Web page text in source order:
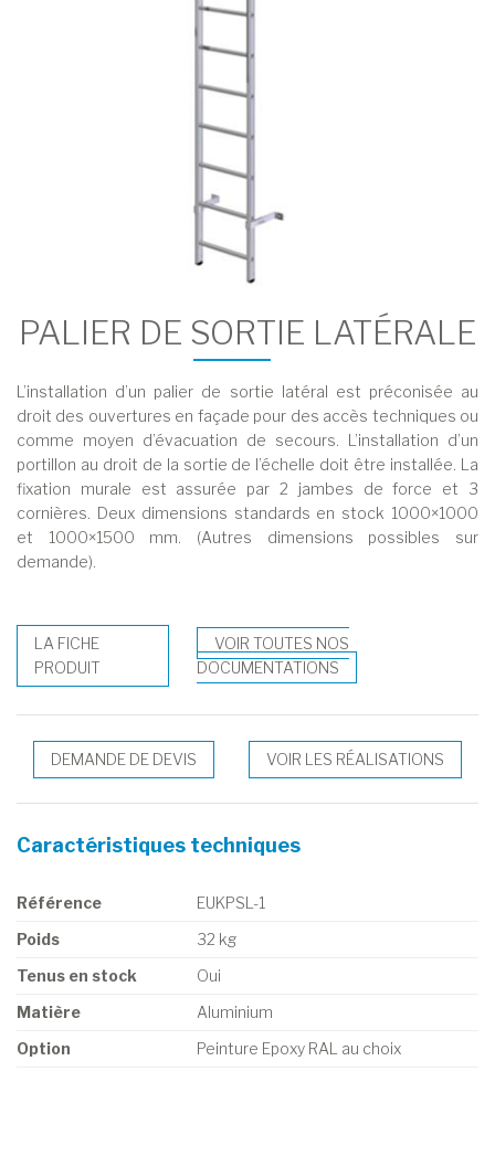
PALIER DE SORTIE LATÉRALE
L’installation d’un palier de sortie latéral est préconisée au
droit des ouvertures en façade pour des accès techniques ou
comme moyen d’évacuation de secours. L’installation d’un
portillon au droit de la sortie de l’échelle doit être installée. La
fixation murale est assurée par 2 jambes de force et 3
cornières. Deux dimensions standards en stock 1000×1000
et 1000×1500 mm. (Autres dimensions possibles sur
demande).
LA FICHE
PRODUIT
VOIR TOUTES NOS
DOCUMENTATIONS
DEMANDE DE DEVIS VOIR LES RÉALISATIONS
Caractéristiques techniques
Référence
EUKPSL-1
Poids
32 kg
Tenus en stock
Oui
Matière
Aluminium
Option
Peinture Epoxy RAL au choix